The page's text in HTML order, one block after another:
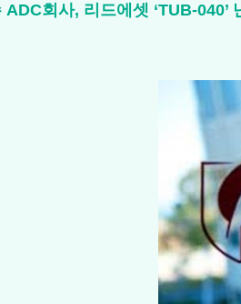
회사, 리드에셋 ‘TUB-